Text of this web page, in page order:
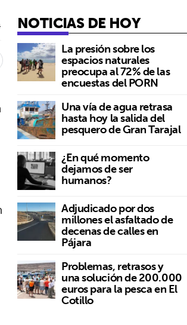
NOTICIAS DE HOY
La presión sobre los
espacios naturales
preocupa al 72% de las
encuestas del PORN
Una vía de agua retrasa
hasta hoy la salida del
pesquero de Gran Tarajal
¿En qué momento
dejamos de ser
humanos?
Adjudicado por dos
millones el asfaltado de
decenas de calles en
Pájara
Problemas, retrasos y
una solución de 200.000
euros para la pesca en El
Cotillo